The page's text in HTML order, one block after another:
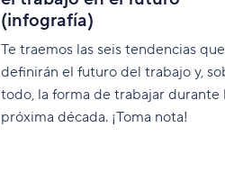
(infografía)
Te traemos las seis tendencias que
definirán el futuro del trabajo y,
todo, la forma de trabajar durante
próxima década. ¡Toma nota!